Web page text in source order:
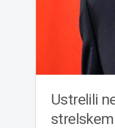
Ustrelili